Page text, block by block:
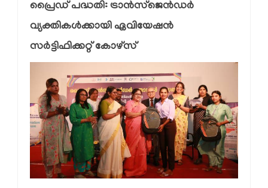
പ്രൈഡ് പദ്ധതി: ട്രാൻസ്ജെൻഡർ
വ്യക്തികൾക്കായി ഏവിയേഷൻ
സർട്ടിഫിക്കറ്റ് കോഴ്‌സ്